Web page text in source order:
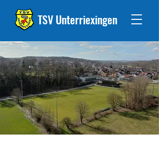
TSV Unterriexingen